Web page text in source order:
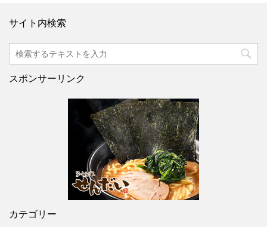
サイト内検索
スポンサーリンク
カテゴリー